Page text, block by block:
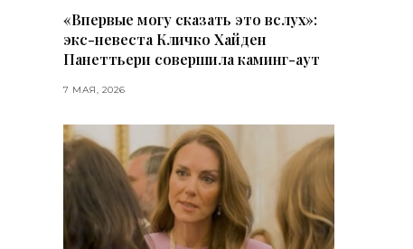
«Впервые могу сказать это вслух»:
экс-невеста Кличко Хайден
Панеттьери совершила каминг-аут
7 МАЯ, 2026